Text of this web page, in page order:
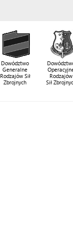
Dowództwo
Generalne
Rodzajów Sił
Zbrojnych
Rodzajów
Sił